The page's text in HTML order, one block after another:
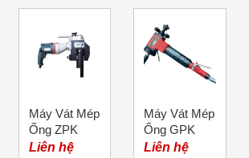
Máy Vát Mép
Ống ZPK
Liên hệ
Máy Vát Mép
Ống GPK
Liên hệ